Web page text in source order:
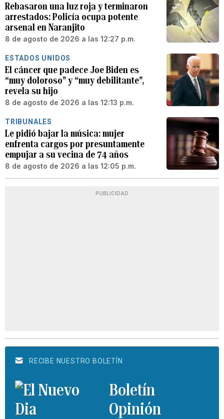
Rebasaron una luz roja y terminaron
arrestados: Policía ocupa potente
arsenal en Naranjito
8 de agosto de 2026 a las 12:27 p.m.
ESTADOS UNIDOS
El cáncer que padece Joe Biden es
“muy doloroso” y “muy debilitante”,
revela su hijo
8 de agosto de 2026 a las 12:13 p.m.
TRIBUNALES
Le pidió bajar la música: mujer
enfrenta cargos por presuntamente
empujar a su vecina de 74 años
8 de agosto de 2026 a las 12:05 p.m.
PUBLICIDAD
RECIBE NUESTRO BOLETÍN
Boletín
Opinión